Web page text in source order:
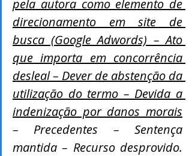
pela autora como elemento de
direcionamento em site de
busca (Google Adwords) – Ato
que importa em concorrência
desleal – Dever de abstenção da
utilização do termo – Devida a
indenização por danos morais
– Precedentes – Sentença
mantida – Recurso desprovido.